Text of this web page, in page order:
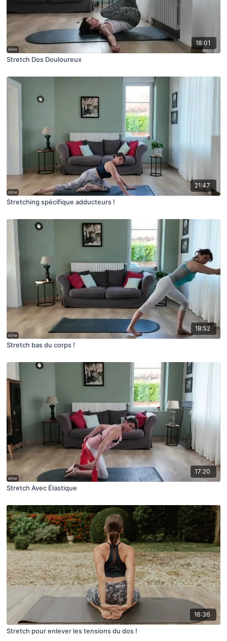
18:01
Stretch Dos Douloureux
21:47
Stretching spécifique adducteurs !
18:52
Stretch bas du corps !
17:20
Stretch Avec Élastique
16:36
Stretch pour enlever les tensions du dos !